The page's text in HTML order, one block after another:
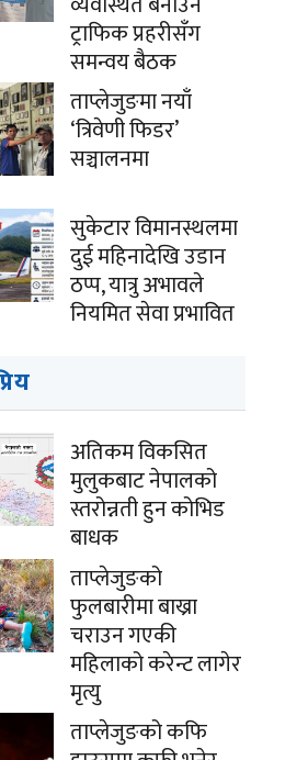
ट्राफिक प्रहरीसँग
समन्वय बैठक
ताप्लेजुङमा नयाँ
‘त्रिवेणी फिडर’
सञ्चालनमा
सुकेटार विमानस्थलमा
दुई महिनादेखि उडान
ठप्प, यात्रु अभावले
नियमित सेवा प्रभावित
अतिकम विकसित
मुलुकबाट नेपालको
स्तरोन्नती हुन कोभिड
बाधक
ताप्लेजुङको
फुलबारीमा बाख्रा
चराउन गएकी
महिलाको करेन्ट लागेर
मृत्यु
ताप्लेजुङको कफि